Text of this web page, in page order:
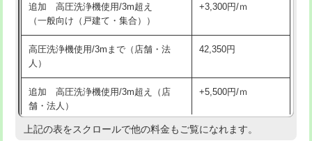
交換・取付（その他部品） 11,000円+材料費
持込商品取付（単水栓） 13,200円
持込商品取付（混合水栓）
持込商品取付（浄水器・分岐水栓） 16,500円
持込商品取付（温水洗浄便座） 22,000円
追加 高圧洗浄機使用/3m超え
（一般向け（戸建て・集合））
+3,300円/ｍ
高圧洗浄機使用/3mまで（店舗・法
人）
42,350円
追加 高圧洗浄機使用/3m超え（店
舗・法人）
+5,500円/ｍ
高度高圧洗浄換 現地調査
上記の表をスクロールで他の料金もご覧になれます。